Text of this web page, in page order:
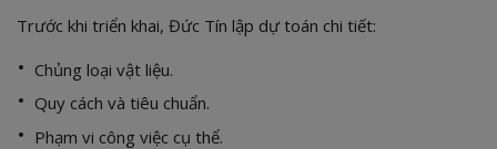
Trước khi triển khai, Đức Tín lập dự toán chi tiết:
Chủng loại vật liệu.
Quy cách và tiêu chuẩn.
Phạm vi công việc cụ thể.